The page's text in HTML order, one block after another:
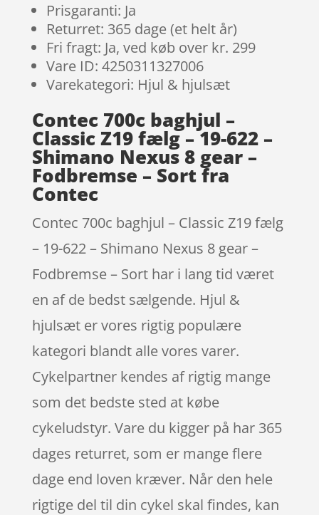
Prisgaranti: Ja
Returret: 365 dage (et helt år)
Fri fragt: Ja, ved køb over kr. 299
Vare ID: 4250311327006
Varekategori: Hjul & hjulsæt
Contec 700c baghjul –
Classic Z19 fælg – 19-622 –
Shimano Nexus 8 gear –
Fodbremse – Sort fra
Contec
Contec 700c baghjul – Classic Z19 fælg
– 19-622 – Shimano Nexus 8 gear –
Fodbremse – Sort har i lang tid været
en af de bedst sælgende. Hjul &
hjulsæt er vores rigtig populære
kategori blandt alle vores varer.
Cykelpartner kendes af rigtig mange
som det bedste sted at købe
cykeludstyr. Vare du kigger på har 365
dages returret, som er mange flere
dage end loven kræver. Når den hele
rigtige del til din cykel skal findes, kan